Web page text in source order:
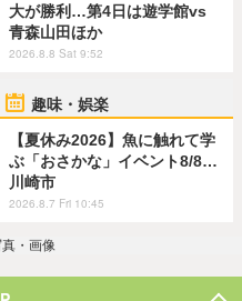
大が勝利…第4日は遊学館vs
青森山田ほか
2026.8.8 Sat 9:52
趣味・娯楽
【夏休み2026】魚に触れて学
ぶ「おさかな」イベント8/8…
川崎市
2026.8.7 Fri 10:45
・画像